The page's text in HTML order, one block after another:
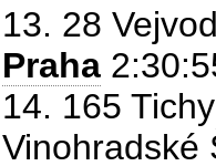
13. 28
Praha
14. 165
Vinohradské